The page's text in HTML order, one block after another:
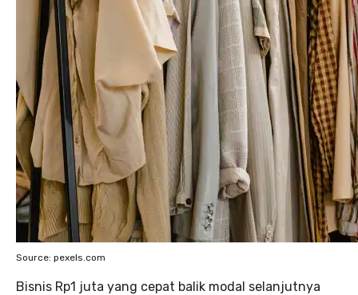
Source: pexels.com
Bisnis Rp1 juta yang cepat balik modal selanjutnya